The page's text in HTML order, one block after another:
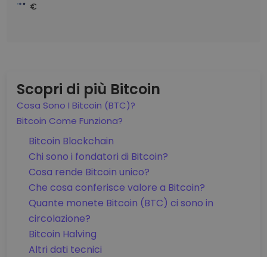
Scopri di più Bitcoin
Cosa Sono I Bitcoin (BTC)?
Bitcoin Come Funziona?
Bitcoin Blockchain
Chi sono i fondatori di Bitcoin?
Cosa rende Bitcoin unico?
Che cosa conferisce valore a Bitcoin?
Quante monete Bitcoin (BTC) ci sono in
circolazione?
Bitcoin Halving
Altri dati tecnici
€